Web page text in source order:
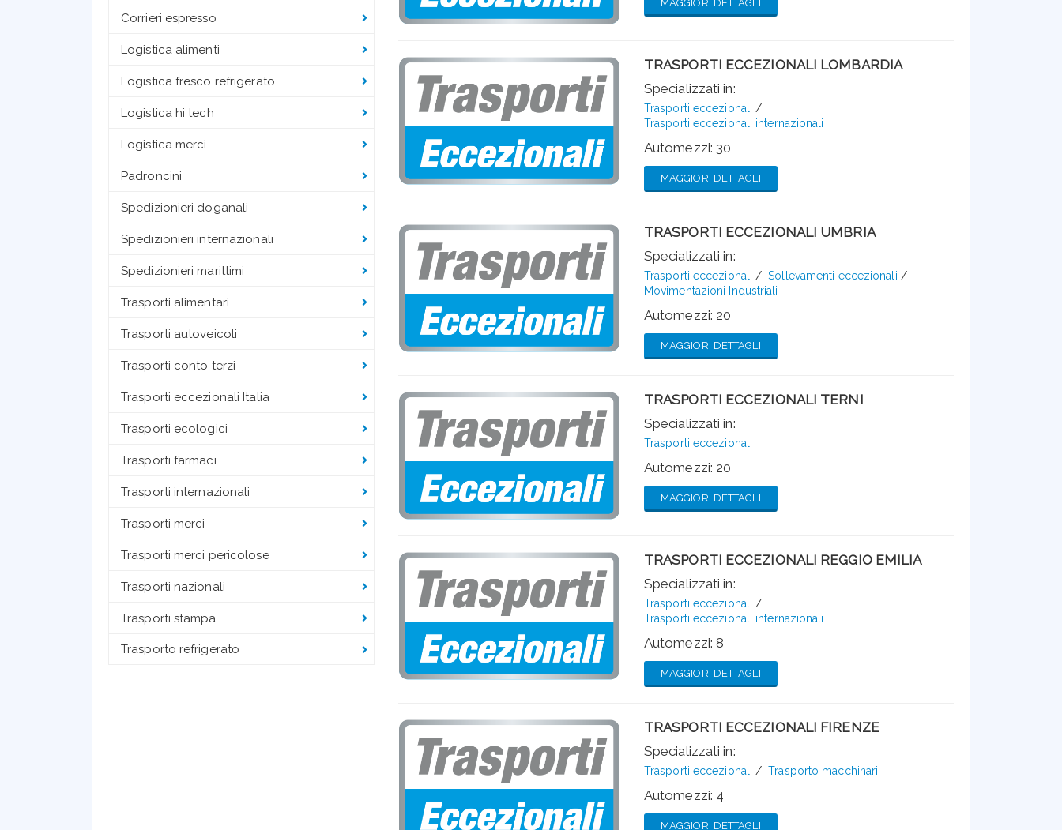
Corrieri espresso
Logistica alimenti
Logistica fresco refrigerato
Logistica hi tech
Logistica merci
Padroncini
Spedizionieri doganali
Spedizionieri internazionali
Spedizionieri marittimi
Trasporti alimentari
Trasporti autoveicoli
Trasporti conto terzi
Trasporti eccezionali Italia
Trasporti ecologici
Trasporti farmaci
Trasporti internazionali
Trasporti merci
Trasporti merci pericolose
Trasporti nazionali
Trasporti stampa
Trasporto refrigerato
MAGGIORI DETTAGLI
TRASPORTI ECCEZIONALI LOMBARDIA
Specializzati in:
Trasporti eccezionali
Trasporti eccezionali internazionali
Automezzi: 30
MAGGIORI DETTAGLI
TRASPORTI ECCEZIONALI UMBRIA
Specializzati in:
Trasporti eccezionali
Sollevamenti eccezionali
Movimentazioni Industriali
Automezzi: 20
MAGGIORI DETTAGLI
TRASPORTI ECCEZIONALI TERNI
Specializzati in:
Trasporti eccezionali
Automezzi: 20
MAGGIORI DETTAGLI
TRASPORTI ECCEZIONALI REGGIO EMILIA
Specializzati in:
Trasporti eccezionali
Trasporti eccezionali internazionali
Automezzi: 8
MAGGIORI DETTAGLI
TRASPORTI ECCEZIONALI FIRENZE
Specializzati in:
Trasporti eccezionali Trasporto macchinari
Automezzi: 4
MAGGIORI DETTAGLI